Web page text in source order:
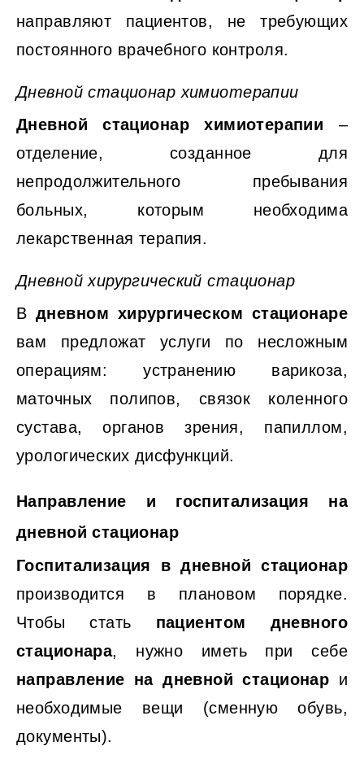
направляют пациентов, не требующих
постоянного врачебного контроля.
Дневной стационар химиотерапии
Дневной стационар химиотерапии –
отделение, созданное для
непродолжительного пребывания
больных, которым необходима
лекарственная терапия.
Дневной хирургический стационар
Вдневном хирургическом стационаре
вам предложат услуги по несложным
операциям: устранению варикоза,
маточных полипов, связок коленного
сустава, органов зрения, папиллом,
урологических дисфункций.
Направление и госпитализация на
дневной стационар
Госпитализация в дневной стационар
производится в плановом порядке.
Чтобы стать пациентом дневного
стационара, нужно иметь при себе
направление на дневной стационар и
необходимые вещи (сменную обувь,
документы).